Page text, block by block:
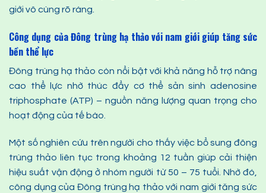
giới vô cùng rõ ràng.
Công dụng của Đông trùng hạ thảo với nam giới giúp tăng sức
bền thể lực
Đông trùng hạ thảo còn nổi bật với khả năng hỗ trợ nâng
cao thể lực nhờ thúc đẩy cơ thể sản sinh adenosine
triphosphate (ATP) – nguồn năng lượng quan trọng cho
hoạt động của tế bào.
Một số nghiên cứu trên người cho thấy việc bổ sung đông
trùng thảo liên tục trong khoảng 12 tuần giúp cải thiện
hiệu suất vận động ở nhóm người từ 50 – 75 tuổi. Nhờ đó,
công dụng của Đông trùng hạ thảo với nam giới tăng sức